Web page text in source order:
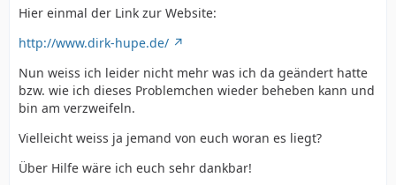
Hier einmal der Link zur Website:
http://www.dirk-hupe.de/
Nun weiss ich leider nicht mehr was ich da geändert hatte
bzw. wie ich dieses Problemchen wieder beheben kann und
bin am verzweifeln.
Vielleicht weiss ja jemand von euch woran es liegt?
Über Hilfe wäre ich euch sehr dankbar!